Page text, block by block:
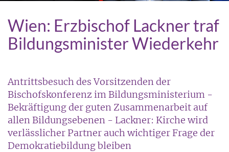
Wien: Erzbischof Lackner traf
Bildungsminister Wiederkehr
Antrittsbesuch des Vorsitzenden der
Bischofskonferenz im Bildungsministerium -
Bekräftigung der guten Zusammenarbeit auf
allen Bildungsebenen - Lackner: Kirche wird
verlässlicher Partner auch wichtiger Frage der
Demokratiebildung bleiben